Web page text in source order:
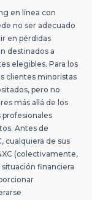
en línea con
no ser adecuado
en pérdidas
destinados a
elegibles. Para los
clientes minoristas
pero no
más allá de los
Antes de
cualquiera de sus
(colectivamente,
financiera